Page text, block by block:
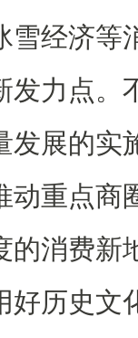
雪经济等
发力点。
发展的实
动重点商
的消费新
好历史文